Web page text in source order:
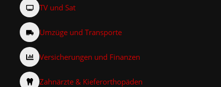
TV und Sat
Umzüge und Transporte
Versicherungen und Finanzen
Zahnärzte & Kieferorthopäden